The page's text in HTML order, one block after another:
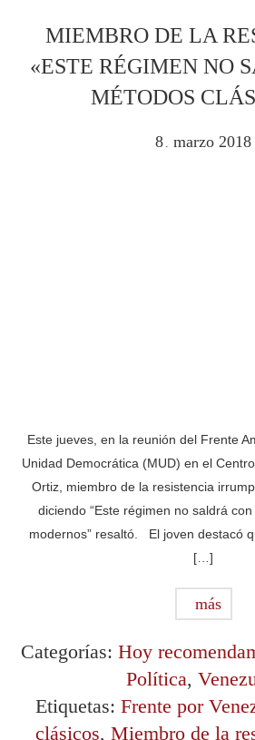
MIEMBRO DE LA
«ESTE RÉGIMEN NO
MÉTODOS
8 marzo 2018
Este jueves, en la reunión del Frente
Unidad Democrática (MUD) en el
Ortiz, miembro de la resistencia
diciendo “Este régimen no saldrá
modernos” resaltó. El joven destacó
[…]
más
Categorías: Hoy
Política,
Etiquetas: Frente por
clásicos, Miembro de la